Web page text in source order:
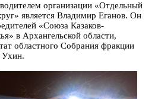
организации «Отдельный
является Владимир Еганов. Он
«Союза Казаков-
в Архангельской области,
областного Собрания фракции
Ухин.